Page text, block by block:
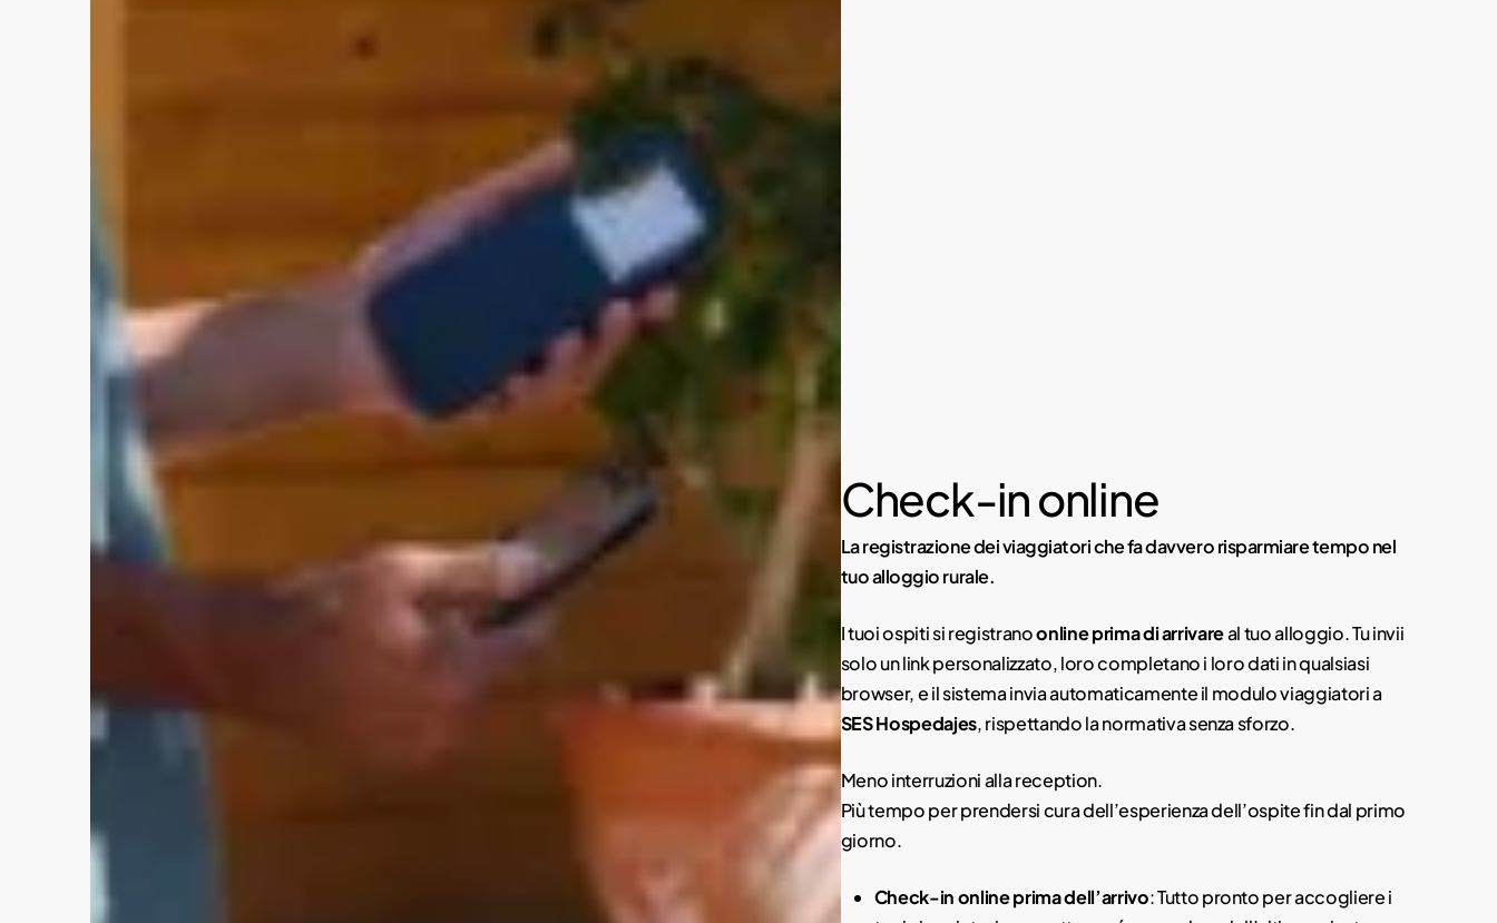
Check-in online
La registrazione dei viaggiatori che fa davvero risparmiare tempo nel
tuo alloggio rurale.
I tuoi ospiti si registranoonline prima di arrivareal tuo alloggio. Tu invii
solo un link personalizzato, loro completano i loro dati in qualsiasi
browser, e il sistema invia automaticamente il modulo viaggiatori a
SES Hospedajes, rispettando la normativa senza sforzo.
Meno interruzioni alla reception.
Più tempo per prendersi cura dell’esperienza dell’ospite fin dal primo
giorno.
Check-in online prima dell’arrivo: Tutto pronto per accogliere i